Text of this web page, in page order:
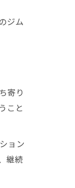
ジム
寄り
こと
ョン
継続